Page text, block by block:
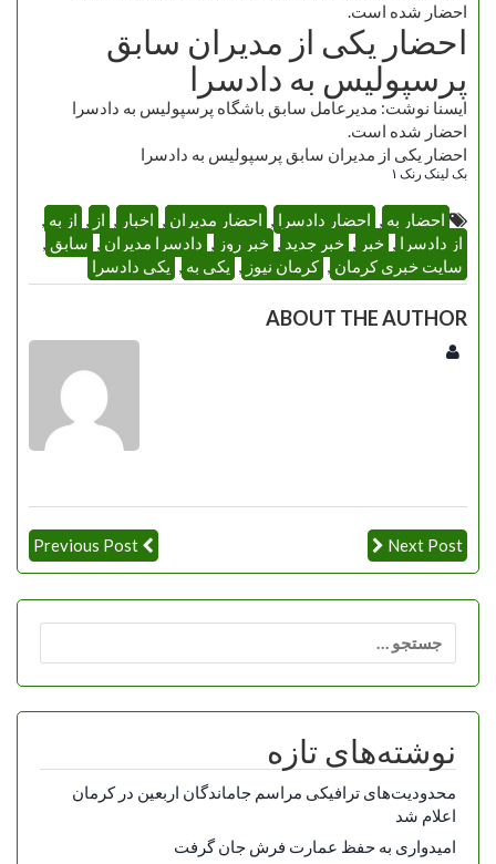
احضار شده است.
احضار یکی از مدیران سابق
پرسپولیس به دادسرا
ایسنا نوشت: مدیر‌عامل سابق باشگاه پر‌سپولیس به دادسرا
احضار شده است.
احضار یکی از مدیران سابق پرسپولیس به دادسرا
بک لینک رنک ۱
احضار به , احضار دادسرا , احضار مدیران , اخبار , از , از به ,
از دادسرا , خبر , خبر جدید , خبر روز , دادسرا مدیران , سابق ,
سایت خبری کرمان , کرمان نیوز , یکی به , یکی دادسرا
ABOUT THE AUTHOR
Previous Post Next Post
برای:
نوشته‌های تازه
محدودیت‌های ترافیکی مراسم جاماندگان اربعین در کرمان
اعلام شد
امیدواری به حفظ عمارت فرش جان گرفت